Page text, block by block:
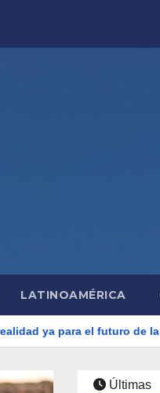
LATINOAMÉRICA
futuro de la Iglesia 8
Últimas